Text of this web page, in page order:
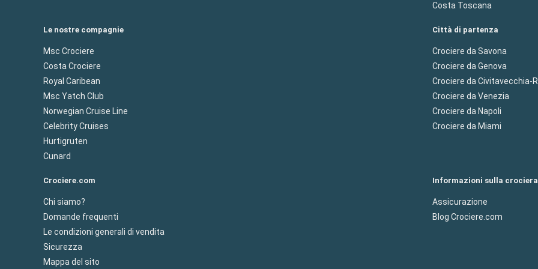
Costa Toscana
Le nostre compagnie
Msc Crociere
Costa Crociere
Royal Caribean
Msc Yatch Club
Norwegian Cruise Line
Celebrity Cruises
Hurtigruten
Cunard
Città di partenza
Crociere da Savona
Crociere da Genova
Crociere da Civitavecchia-
Crociere da Venezia
Crociere da Napoli
Crociere da Miami
Crociere.com
Chi siamo?
Domande frequenti
Le condizioni generali di vendita
Sicurezza
Mappa del sito
Informazioni sulla crociera
Assicurazione
Blog Crociere.com